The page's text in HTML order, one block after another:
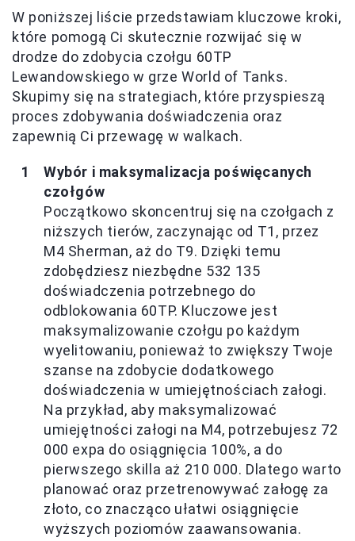
W poniższej liście przedstawiam kluczowe kroki,
które pomogą Ci skutecznie rozwijać się w
drodze do zdobycia czołgu 60TP
Lewandowskiego w grze World of Tanks.
Skupimy się na strategiach, które przyspieszą
proces zdobywania doświadczenia oraz
zapewnią Ci przewagę w walkach.
Wybór i maksymalizacja poświęcanych
czołgów
Początkowo skoncentruj się na czołgach z
niższych tierów, zaczynając od T1, przez
M4 Sherman, aż do T9. Dzięki temu
zdobędziesz niezbędne 532 135
doświadczenia potrzebnego do
odblokowania 60TP. Kluczowe jest
maksymalizowanie czołgu po każdym
wyelitowaniu, ponieważ to zwiększy Twoje
szanse na zdobycie dodatkowego
doświadczenia w umiejętnościach załogi.
Na przykład, aby maksymalizować
umiejętności załogi na M4, potrzebujesz 72
000 expa do osiągnięcia 100%, a do
pierwszego skilla aż 210 000. Dlatego warto
planować oraz przetrenowywać załogę za
złoto, co znacząco ułatwi osiągnięcie
wyższych poziomów zaawansowania.